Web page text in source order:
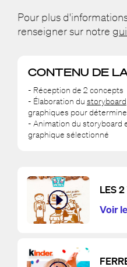
Pour plus
renseigner sur notre
CONTENU DE
- Réception de 2 concepts
- Élaboration du storyboard
graphiques pour
- Animation du storyboard
graphique sélectionné
LES
Voir